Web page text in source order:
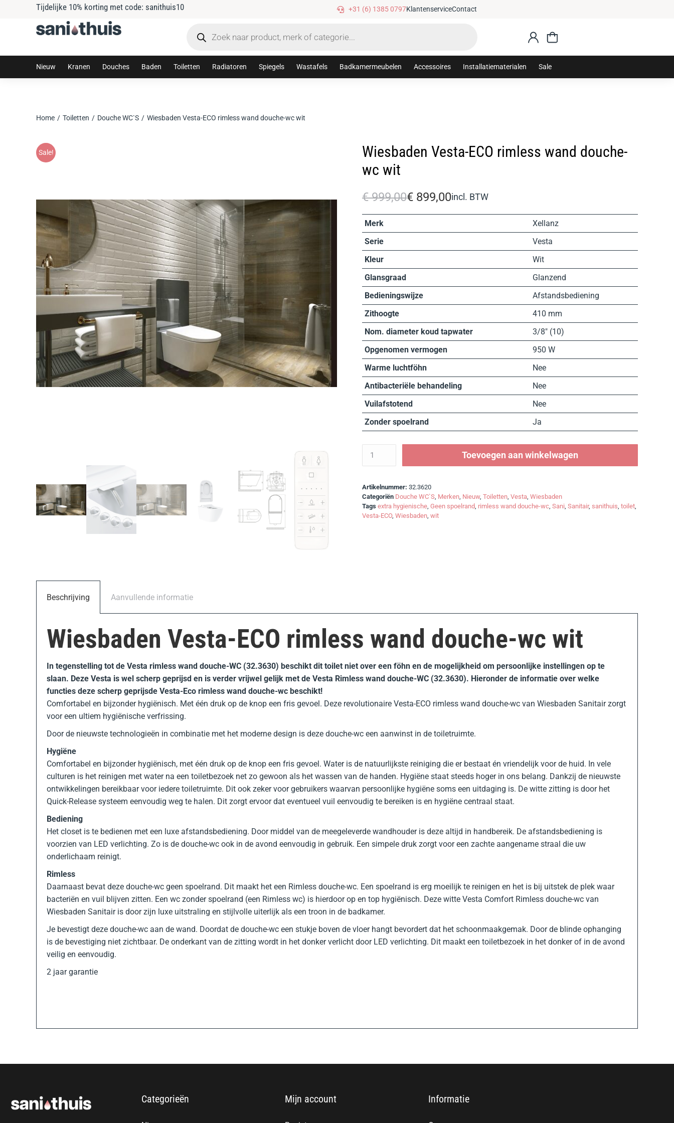
Tijdelijke 10% korting met code: sanithuis10 Gratis verzending vanaf €75,-
+31 (6) 1385 0797KlantenserviceContact
Nieuw Kranen Douches Baden Toiletten Radiatoren Spiegels Wastafels Badkamermeubelen Accessoires Installatiematerialen Sale
Je bent hier:
Home Toiletten Douche WC`S Wiesbaden Vesta-ECO rimless wand douche-wc wit
Sale!
Wiesbaden Vesta-ECO rimless wand douche-
wc wit
€999,00€ 899,00incl. BTW
Merk
Xellanz
Serie
Vesta
Kleur
Wit
Glansgraad
Glanzend
Bedieningswijze
Afstandsbediening
Zithoogte
410 mm
Nom. diameter koud tapwater
3/8″ (10)
Opgenomen vermogen
950 W
Warme luchtföhn
Nee
Antibacteriële behandeling
Nee
Vuilafstotend
Nee
Zonder spoelrand
Ja
Toevoegen aan winkelwagen
Artikelnummer: 32.3620
Categoriën Douche WC`S, Merken, Nieuw, Toiletten, Vesta, Wiesbaden
Tags extra hygienische, Geen spoelrand, rimless wand douche-wc, Sani, Sanitair, sanithuis, toilet,
Vesta-ECO, Wiesbaden, wit
Beschrijving Aanvullende informatie
Wiesbaden Vesta-ECO rimless wand douche-wc wit
In tegenstelling tot de Vesta rimless wand douche-WC (32.3630) beschikt dit toilet niet over een föhn en de mogelijkheid om persoonlijke instellingen op te
slaan. Deze Vesta is wel scherp geprijsd en is verder vrijwel gelijk met de Vesta Rimless wand douche-WC (32.3630). Hieronder de informatie over welke
functies deze scherp geprijsde Vesta-Eco rimless wand douche-wc beschikt!
Comfortabel en bijzonder hygiënisch. Met één druk op de knop een fris gevoel. Deze revolutionaire Vesta-ECO rimless wand douche-wc van Wiesbaden Sanitair zorgt
voor een ultiem hygiënische verfrissing.
Door de nieuwste technologieën in combinatie met het moderne design is deze douche-wc een aanwinst in de toiletruimte.
Hygiëne
Comfortabel en bijzonder hygiënisch, met één druk op de knop een fris gevoel. Water is de natuurlijkste reiniging die er bestaat én vriendelijk voor de huid. In vele
culturen is het reinigen met water na een toiletbezoek net zo gewoon als het wassen van de handen. Hygiëne staat steeds hoger in ons belang. Dankzij de nieuwste
ontwikkelingen bereikbaar voor iedere toiletruimte. Dit ook zeker voor gebruikers waarvan persoonlijke hygiëne soms een uitdaging is. De witte zitting is door het
Quick-Release systeem eenvoudig weg te halen. Dit zorgt ervoor dat eventueel vuil eenvoudig te bereiken is en hygiëne centraal staat.
Bediening
Het closet is te bedienen met een luxe afstandsbediening. Door middel van de meegeleverde wandhouder is deze altijd in handbereik. De afstandsbediening is
voorzien van LED verlichting. Zo is de douche-wc ook in de avond eenvoudig in gebruik. Een simpele druk zorgt voor een zachte aangename straal die uw
onderlichaam reinigt.
Rimless
Daarnaast bevat deze douche-wc geen spoelrand. Dit maakt het een Rimless douche-wc. Een spoelrand is erg moeilijk te reinigen en het is bij uitstek de plek waar
bacteriën en vuil blijven zitten. Een wc zonder spoelrand (een Rimless wc) is hierdoor op en top hygiënisch. Deze witte Vesta Comfort Rimless douche-wc van
Wiesbaden Sanitair is door zijn luxe uitstraling en stijlvolle uiterlijk als een troon in de badkamer.
Je bevestigt deze douche-wc aan de wand. Doordat de douche-wc een stukje boven de vloer hangt bevordert dat het schoonmaakgemak. Door de blinde ophanging
is de bevestiging niet zichtbaar. De onderkant van de zitting wordt in het donker verlicht door LED verlichting. Dit maakt een toiletbezoek in het donker of in de avond
veilig en eenvoudig.
2 jaar garantie
Categorieën Mijn account Informatie